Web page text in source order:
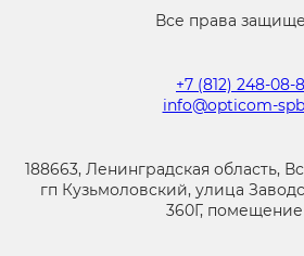
Все права
+7 (812) 248-08-
info@opticom-
188663, Ленинградская область,
гп Кузьмоловский, улица
360Г, помещение